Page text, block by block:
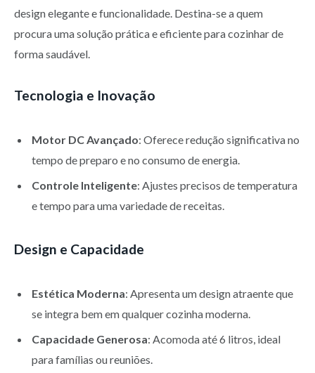
design elegante e funcionalidade. Destina-se a quem
procura uma solução prática e eficiente para cozinhar de
forma saudável.
Tecnologia e Inovação
Motor DC Avançado: Oferece redução significativa no
tempo de preparo e no consumo de energia.
Controle Inteligente: Ajustes precisos de temperatura
e tempo para uma variedade de receitas.
Design e Capacidade
Estética Moderna: Apresenta um design atraente que
se integra bem em qualquer cozinha moderna.
Capacidade Generosa: Acomoda até 6 litros, ideal
para famílias ou reuniões.